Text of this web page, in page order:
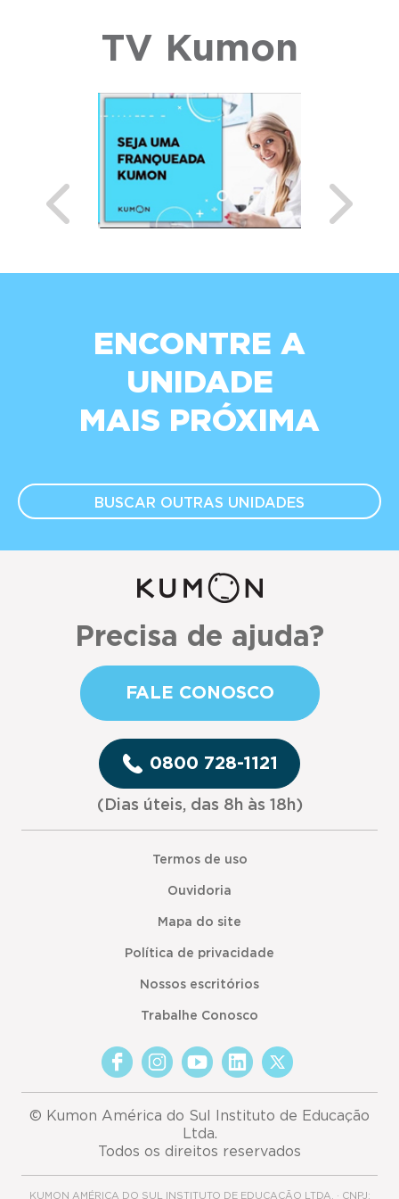
TV Kumon
ENCONTRE A
UNIDADE
MAIS PRÓXIMA
BUSCAR OUTRAS UNIDADES
Precisa de ajuda?
FALE CONOSCO
0800 728-1121
(Dias úteis, das 8h às 18h)
Termos de uso
Ouvidoria
Mapa do site
Política de privacidade
Nossos escritórios
Trabalhe Conosco
© Kumon América do Sul Instituto de Educação
Ltda.
Todos os direitos reservados
KUMON AMÉRICA DO SUL INSTITUTO DE EDUCAÇÃO LTDA. · CNPJ: